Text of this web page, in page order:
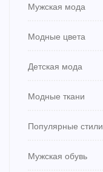
Мужская мода
Модные цвета
Детская мода
Модные ткани
Популярные стили
Мужская обувь